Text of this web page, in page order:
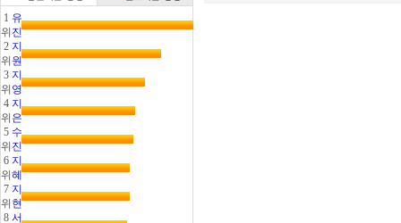
1
위
유
진
2
위
지
원
3
위
지
영
4
위
지
은
5
위
수
진
6
위
지
혜
7
위
지
현
8 서